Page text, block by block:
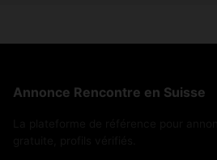
Annonce Rencontre en Suisse